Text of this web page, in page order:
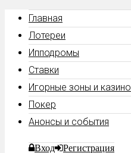
Главная
Лотереи
Ипподромы
Ставки
Игорные зоны и казино
Покер
Анонсы и события
Вход Регистрация